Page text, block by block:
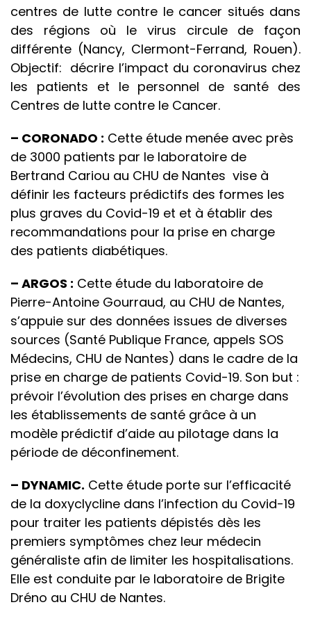
centres de lutte contre le cancer situés dans
des régions où le virus circule de façon
différente (Nancy, Clermont-Ferrand, Rouen).
Objectif: décrire l’impact du coronavirus chez
les patients et le personnel de santé des
Centres de lutte contre le Cancer.
– CORONADO : Cette étude menée avec près
de 3000 patients par le laboratoire de
Bertrand Cariou au CHU de Nantes vise à
définir les facteurs prédictifs des formes les
plus graves du Covid-19 et et à établir des
recommandations pour la prise en charge
des patients diabétiques.
– ARGOS : Cette étude du laboratoire de
Pierre-Antoine Gourraud, au CHU de Nantes,
s’appuie sur des données issues de diverses
sources (Santé Publique France, appels SOS
Médecins, CHU de Nantes) dans le cadre de la
prise en charge de patients Covid-19. Son but :
prévoir l’évolution des prises en charge dans
les établissements de santé grâce à un
modèle prédictif d’aide au pilotage dans la
période de déconfinement.
– DYNAMIC. Cette étude porte sur l’efficacité
de la doxyclycline dans l’infection du Covid-19
pour traiter les patients dépistés dès les
premiers symptômes chez leur médecin
généraliste afin de limiter les hospitalisations.
Elle est conduite par le laboratoire de Brigite
Dréno au CHU de Nantes.